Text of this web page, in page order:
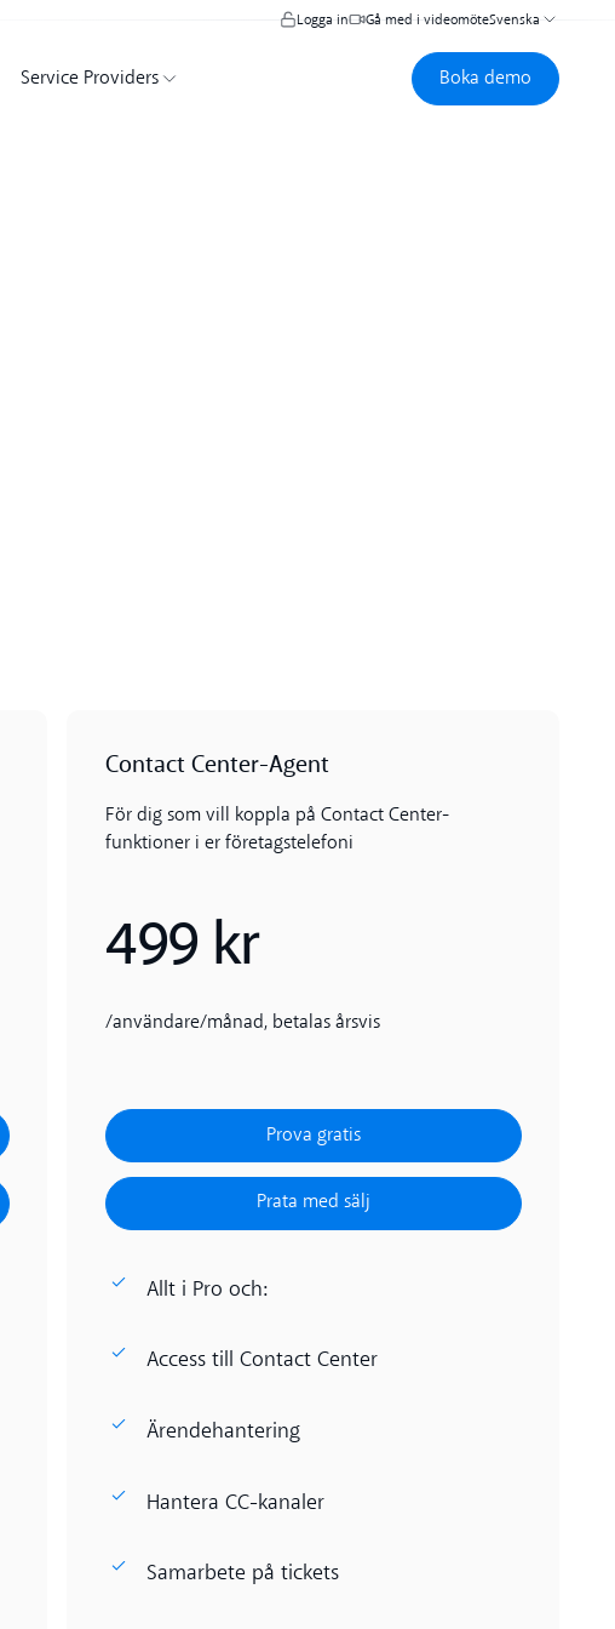
Logga in Gå med i videomöteSvenska
Service Providers
Boka demo
Boka demo
Contact Center-Agent
För dig som vill koppla på Contact Center-
funktioner i er företagstelefoni
499 kr
/användare/månad, betalas årsvis
Prova gratis
Prova gratis
Prata med sälj
Prata med sälj
Allt i Pro och:
Access till Contact Center
Ärendehantering
Hantera CC-kanaler
Samarbete på tickets